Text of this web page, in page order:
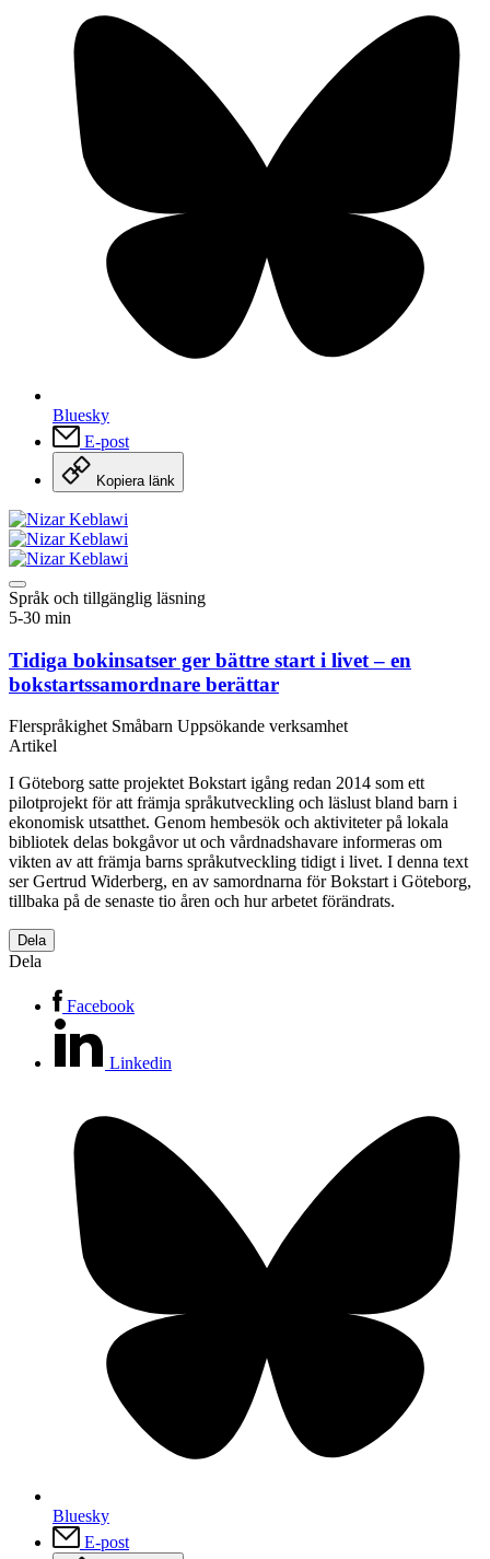
Bluesky
E-post
Kopiera länk
Språk och tillgänglig läsning
5-30 min
Tidiga bokinsatser ger bättre start i livet – en
bokstartssamordnare berättar
Flerspråkighet Småbarn Uppsökande verksamhet
Artikel
I Göteborg satte projektet Bokstart igång redan 2014 som ett
pilotprojekt för att främja språkutveckling och läslust bland barn i
ekonomisk utsatthet. Genom hembesök och aktiviteter på lokala
bibliotek delas bokgåvor ut och vårdnadshavare informeras om
vikten av att främja barns språkutveckling tidigt i livet. I denna text
ser Gertrud Widerberg, en av samordnarna för Bokstart i Göteborg,
tillbaka på de senaste tio åren och hur arbetet förändrats.
Dela
Dela
Facebook
Linkedin
Bluesky
E-post